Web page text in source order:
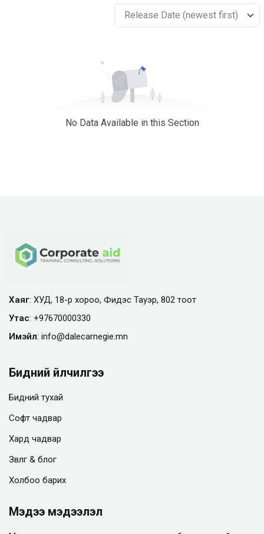
Release Date (newest first)
No Data Available in this Section
Хаяг: ХУД, 18-р хороо, Фидэс Тауэр, 802 тоот
Утас: +97670000330
Имэйл: info@dalecarnegie.mn
Бидний үйлчилгээ
Бидний тухай
Софт чадвар
Хард чадвар
Зөвлөгөө & блог
Холбоо барих
Мэдээ мэдээлэл